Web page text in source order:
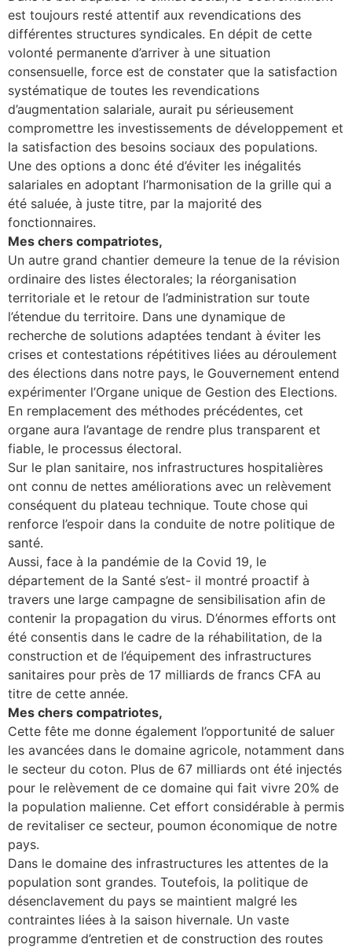
est toujours resté attentif aux revendications des
différentes structures syndicales. En dépit de cette
volonté permanente d’arriver à une situation
consensuelle, force est de constater que la satisfaction
systématique de toutes les revendications
d’augmentation salariale, aurait pu sérieusement
compromettre les investissements de développement et
la satisfaction des besoins sociaux des populations.
Une des options a donc été d’éviter les inégalités
salariales en adoptant l’harmonisation de la grille qui a
été saluée, à juste titre, par la majorité des
fonctionnaires.
Mes chers compatriotes,
Un autre grand chantier demeure la tenue de la révision
ordinaire des listes électorales; la réorganisation
territoriale et le retour de l’administration sur toute
l’étendue du territoire. Dans une dynamique de
recherche de solutions adaptées tendant à éviter les
crises et contestations répétitives liées au déroulement
des élections dans notre pays, le Gouvernement entend
expérimenter l’Organe unique de Gestion des Elections.
En remplacement des méthodes précédentes, cet
organe aura l’avantage de rendre plus transparent et
fiable, le processus électoral.
Sur le plan sanitaire, nos infrastructures hospitalières
ont connu de nettes améliorations avec un relèvement
conséquent du plateau technique. Toute chose qui
renforce l’espoir dans la conduite de notre politique de
santé.
Aussi, face à la pandémie de la Covid 19, le
département de la Santé s’est- il montré proactif à
travers une large campagne de sensibilisation afin de
contenir la propagation du virus. D’énormes efforts ont
été consentis dans le cadre de la réhabilitation, de la
construction et de l’équipement des infrastructures
sanitaires pour près de 17 milliards de francs CFA au
titre de cette année.
Mes chers compatriotes,
Cette fête me donne également l’opportunité de saluer
les avancées dans le domaine agricole, notamment dans
le secteur du coton. Plus de 67 milliards ont été injectés
pour le relèvement de ce domaine qui fait vivre 20% de
la population malienne. Cet effort considérable à permis
de revitaliser ce secteur, poumon économique de notre
pays.
Dans le domaine des infrastructures les attentes de la
population sont grandes. Toutefois, la politique de
désenclavement du pays se maintient malgré les
contraintes liées à la saison hivernale. Un vaste
programme d’entretien et de construction des routes